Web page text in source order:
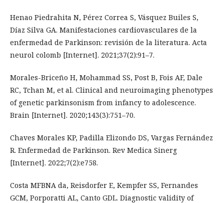
Henao Piedrahita N, Pérez Correa S, Vásquez Builes S,
Díaz Silva GA. Manifestaciones cardiovasculares de la
enfermedad de Parkinson: revisión de la literatura. Acta
neurol colomb [Internet]. 2021;37(2):91–7.
Morales-Briceño H, Mohammad SS, Post B, Fois AF, Dale
RC, Tchan M, et al. Clinical and neuroimaging phenotypes
of genetic parkinsonism from infancy to adolescence.
Brain [Internet]. 2020;143(3):751–70.
Chaves Morales KP, Padilla Elizondo DS, Vargas Fernández
R. Enfermedad de Parkinson. Rev Medica Sinerg
[Internet]. 2022;7(2):e758.
Costa MFBNA da, Reisdorfer E, Kempfer SS, Fernandes
GCM, Porporatti AL, Canto GDL. Diagnostic validity of